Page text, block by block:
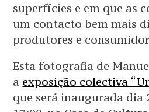
superfícies e em que as
um contacto bem mais
produtores e
Esta fotografia de
a exposição colectiva
que será inaugurada dia